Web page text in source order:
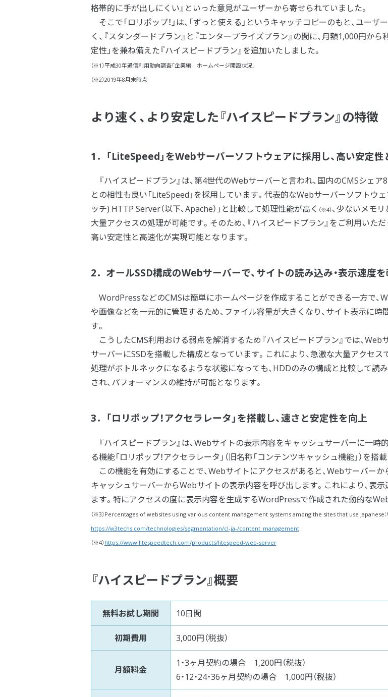
格帯的に手が出しにくい』といった意見がユーザーから寄せられていました。
そこで「ロリポップ！」は、「ずっと使える」というキャッチコピーのもと、ユー
く、『スタンダードプラン』と『エンタープライズプラン』の間に、月額1,000円から利
定性」を兼ね備えた『ハイスピードプラン』を追加いたしました。
（※1）平成30年通信利用動向調査「企業編 ホームページ開設状況」
（※2）2019年8月末時点
より速く、より安定した『ハイスピードプラン』の特徴
1．「LiteSpeed」をWebサーバーソフトウェアに採用し、高い安定
『ハイスピードプラン』は、第4世代のWebサーバーと言われ、国内のCMSシェア
との相性も良い「LiteSpeed」を採用しています。代表的なWebサーバーソフトウ
ッチ) HTTP Server（以下、Apache）」と比較して処理性能が高く （※4）、少ないメモ
大量アクセスの処理が可能です。そのため、『ハイスピードプラン』をご利用いた
高い安定性と高速化が実現可能となります。
2．オールSSD構成のWebサーバーで、サイトの読み込み・表示速度
WordPressなどのCMSは簡単にホームページを作成することができる一方で、
や画像などを一元的に管理するため、ファイル容量が大きくなり、サイト表示に時
す。
こうしたCMS利用おける弱点を解消するため『ハイスピードプラン』では、Web
サーバーにSSDを搭載した構成となっています。これにより、急激な大量アクセ
処理がボトルネックになるような状態になっても、HDDのみの構成と比較して読
され、パフォーマンスの維持が可能となります。
3．「ロリポップ！アクセラレータ」を搭載し、速さと安定性を向上
『ハイスピードプラン』は、Webサイトの表示内容をキャッシュサーバーに一時的
る機能「ロリポップ！アクセラレータ」（旧名称「コンテンツキャッシュ機能」）を搭
この機能を有効にすることで、Webサイトにアクセスがあると、Webサーバーか
キャッシュサーバーからWebサイトの表示内容を呼び出します。これにより、表
ます。特にアクセスの度に表示内容を生成するWordPressで作成された動的な
（※3）Percentages of websites using various content management systems among the sites that use Japanese：
https://w3techs.com/technologies/segmentation/cl-ja-/content_management
（※4）https://www.litespeedtech.com/products/litespeed-web-server
『ハイスピードプラン』概要
無料お試し期間 10日間
初期費用 3,000円（税抜）
月額料金
1・3ヶ月契約の場合 1,200円（税抜）
6・12・24・36ヶ月契約の場合 1,000円（税抜）